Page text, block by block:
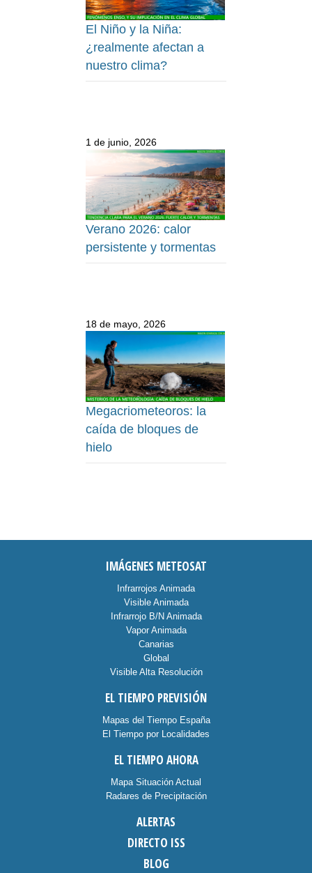
El Niño y la Niña:
¿realmente afectan a
nuestro clima?
1 de junio, 2026
Verano 2026: calor
persistente y tormentas
18 de mayo, 2026
Megacriometeoros: la
caída de bloques de
hielo
IMÁGENES METEOSAT
Infrarrojos Animada
Visible Animada
Infrarrojo B/N Animada
Vapor Animada
Canarias
Global
Visible Alta Resolución
EL TIEMPO PREVISIÓN
Mapas del Tiempo España
El Tiempo por Localidades
EL TIEMPO AHORA
Mapa Situación Actual
Radares de Precipitación
ALERTAS
DIRECTO ISS
BLOG